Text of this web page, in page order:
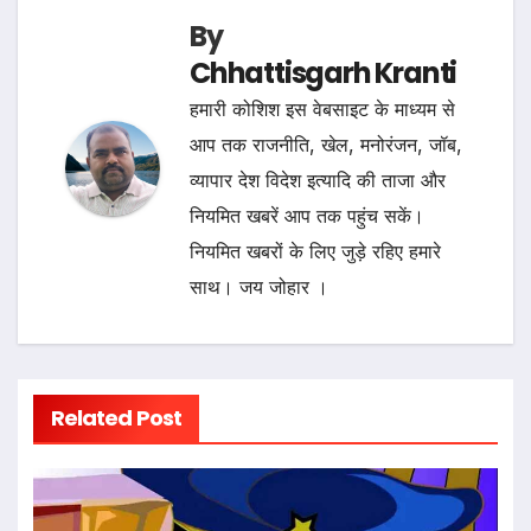
By
Chhattisgarh Kranti
हमारी कोशिश इस वेबसाइट के माध्यम से
आप तक राजनीति, खेल, मनोरंजन, जॉब,
व्यापार देश विदेश इत्यादि की ताजा और
नियमित खबरें आप तक पहुंच सकें।
नियमित खबरों के लिए जुड़े रहिए हमारे
साथ। जय जोहार ।
Related Post